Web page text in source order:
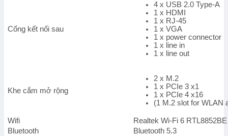
Cổng kết nối sau
4 x USB 2.0 Type-A
1 x HDMI
1 x RJ-45
1 x VGA
1 x power connector
1 x line in
1 x line out
Khe cắm mở rộng
2 x M.2
1 x PCIe 3 x1
1 x PCIe 4 x16
(1 M.2 slot for WLAN
Wifi
Realtek Wi-Fi 6
Bluetooth
Bluetooth 5.3